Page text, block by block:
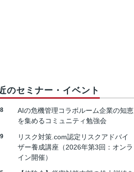
のセミナー・イベント
AIの危機管理コラボルーム企業の知恵
を集めるコミュニティ勉強会
リスク対策.com認定リスクアドバイ
ザー養成講座（2026年第3回：オンラ
イン開催）